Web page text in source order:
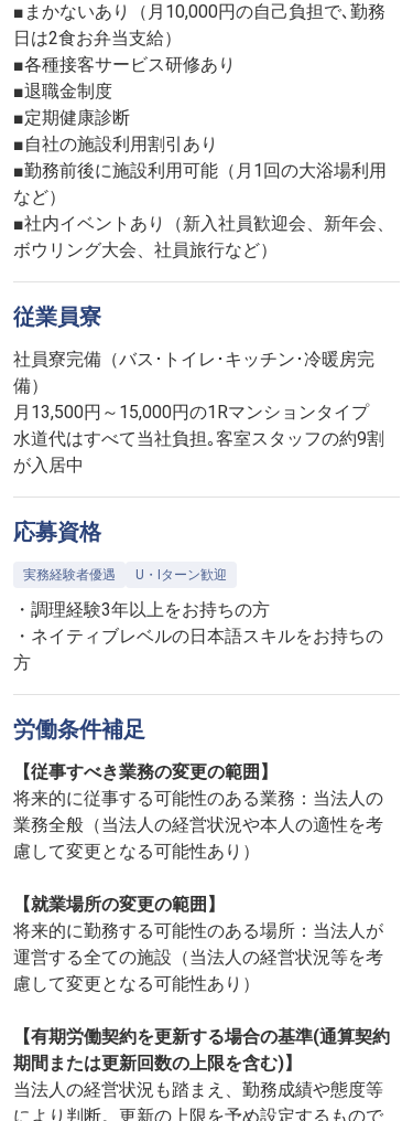
■まかないあり（月10,000円の自己負担で､勤務
日は2食お弁当支給）
■各種接客サービス研修あり
■退職金制度
■定期健康診断
■自社の施設利用割引あり
■勤務前後に施設利用可能（月1回の大浴場利用
など）
■社内イベントあり（新入社員歓迎会、新年会、
ボウリング大会、社員旅行など）
従業員寮
社員寮完備（バス･トイレ･キッチン･冷暖房完
備）
月13,500円～15,000円の1Rマンションタイプ
水道代はすべて当社負担｡客室スタッフの約9割
が入居中
応募資格
実務経験者優遇 U・Iターン歓迎
・調理経験3年以上をお持ちの方
・ネイティブレベルの日本語スキルをお持ちの
方
労働条件補足
【従事すべき業務の変更の範囲】
将来的に従事する可能性のある業務：当法人の
業務全般（当法人の経営状況や本人の適性を考
慮して変更となる可能性あり）
【就業場所の変更の範囲】
将来的に勤務する可能性のある場所：当法人が
運営する全ての施設（当法人の経営状況等を考
慮して変更となる可能性あり）
【有期労働契約を更新する場合の基準(通算契約
期間または更新回数の上限を含む)】
当法人の経営状況も踏まえ、勤務成績や態度等
により判断。更新の上限を予め設定するもので